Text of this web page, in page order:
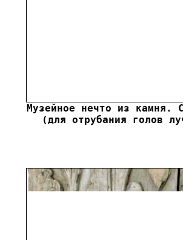
Музейное нечто из камня.
(для отрубания голов